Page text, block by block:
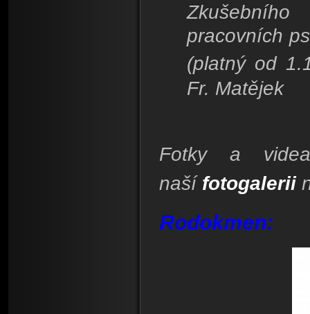
pracovních
(platný od
Fr. Matějek
Fotky a
naší fotogalerii
Rodokmen: